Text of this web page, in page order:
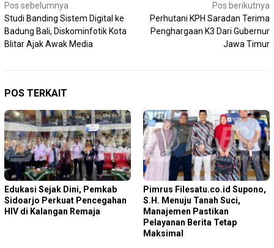
Navigasi
pos
Pos sebelumnya
Studi Banding Sistem Digital ke
Badung Bali, Diskominfotik Kota
Blitar Ajak Awak Media
Pos berikutnya
Perhutani KPH Saradan Terima
Penghargaan K3 Dari Gubernur
Jawa Timur
POS TERKAIT
Edukasi Sejak Dini, Pemkab
Sidoarjo Perkuat Pencegahan
HIV di Kalangan Remaja
Pimrus Filesatu.co.id Supono,
S.H. Menuju Tanah Suci,
Manajemen Pastikan
Pelayanan Berita Tetap
Maksimal